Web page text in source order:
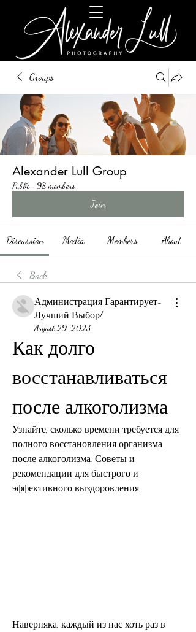
Groups
Alexander Lull Group
Public · 98 members
Join
Discussion Media Members About
Back
Администрация Гарантирует-
Лучший Выбор!
August 29, 2023
Как долго
восстанавливаться
после алкоголизма
Узнайте, сколько времени требуется для
полного восстановления организма
после алкоголизма. Советы и
рекомендации для быстрого и
эффективного выздоровления.
Наверняка, каждый из нас хоть раз в